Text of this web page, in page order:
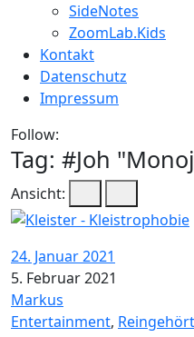
SideNotes
ZoomLab.Kids
Kontakt
Datenschutz
Impressum
Follow:
Tag: #Joh
Ansicht:
24. Januar 2021
5. Februar 2021
Markus
Entertainment, Reingehört